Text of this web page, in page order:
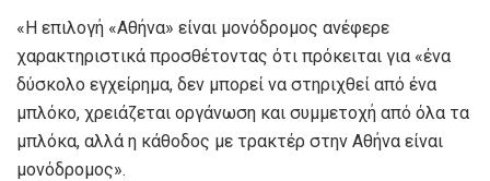
«Η επιλογή «Αθήνα» είναι μονόδρομος ανέφερε
χαρακτηριστικά προσθέτοντας ότι πρόκειται για «ένα
δύσκολο εγχείρημα, δεν μπορεί να στηριχθεί από ένα
μπλόκο, χρειάζεται οργάνωση και συμμετοχή από όλα τα
μπλόκα, αλλά η κάθοδος με τρακτέρ στην Αθήνα είναι
μονόδρομος».